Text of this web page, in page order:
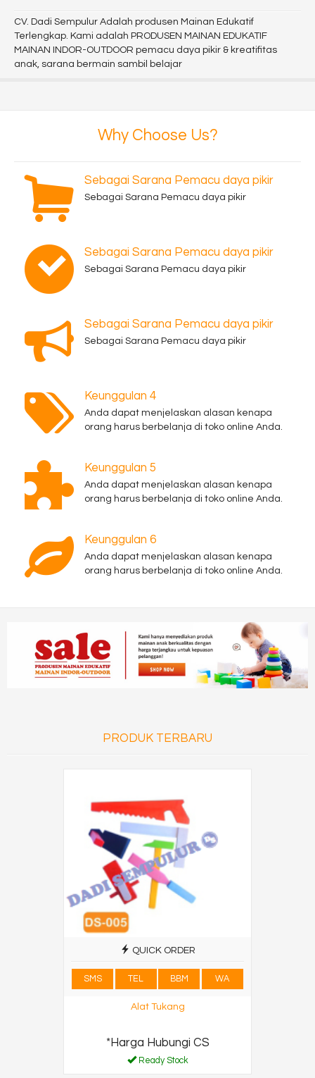
CV. Dadi Sempulur Adalah produsen Mainan Edukatif
Terlengkap. Kami adalah PRODUSEN MAINAN EDUKATIF
MAINAN INDOR-OUTDOOR pemacu daya pikir & kreatifitas
anak, sarana bermain sambil belajar
Why Choose Us?
Sebagai Sarana Pemacu daya pikir
Sebagai Sarana Pemacu daya pikir
Sebagai Sarana Pemacu daya pikir
Sebagai Sarana Pemacu daya pikir
Sebagai Sarana Pemacu daya pikir
Sebagai Sarana Pemacu daya pikir
Keunggulan 4
Anda dapat menjelaskan alasan kenapa
orang harus berbelanja di toko online Anda.
Keunggulan 5
Anda dapat menjelaskan alasan kenapa
orang harus berbelanja di toko online Anda.
Keunggulan 6
Anda dapat menjelaskan alasan kenapa
orang harus berbelanja di toko online Anda.
PRODUK TERBARU
QUICK ORDER
SMS TEL BBM WA
Alat Tukang
*Harga Hubungi CS
Ready Stock